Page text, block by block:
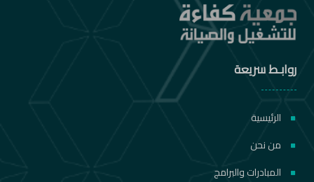
روابـط سريعة
الرئيسية
من نحن
المبادرات والبرامج